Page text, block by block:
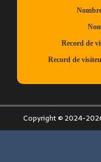
Copyright © 2024-